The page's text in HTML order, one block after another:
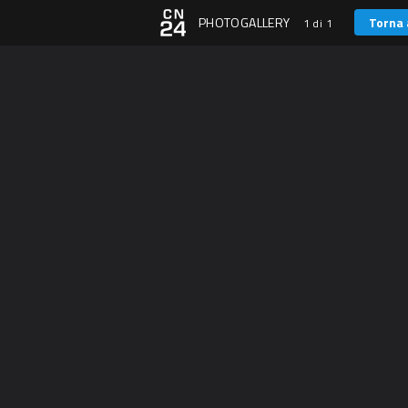
PHOTOGALLERY 1 di 1